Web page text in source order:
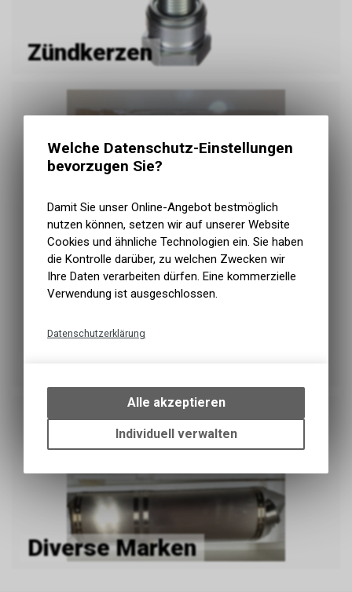
Zündkerzen
Diverse Marken
Welche Datenschutz-Einstellungen
bevorzugen Sie?
Damit Sie unser Online-Angebot bestmöglich
nutzen können, setzen wir auf unserer Website
Cookies und ähnliche Technologien ein. Sie haben
die Kontrolle darüber, zu welchen Zwecken wir
Ihre Daten verarbeiten dürfen. Eine kommerzielle
Verwendung ist ausgeschlossen.
Datenschutzerklärung
bestimmte Interaktionen und
Einstellungen auf Ihrem Gerät,
um die grundlegenden
Funktionen unseres Online-
des Warenkorbs, zu
ermöglichen. Bitte beachten Sie,
dass die gespeicherten Daten
keinerlei Rückschlüsse auf Ihre
persönlichen Informationen
zulassen.
Alle akzeptieren
Individuell verwalten